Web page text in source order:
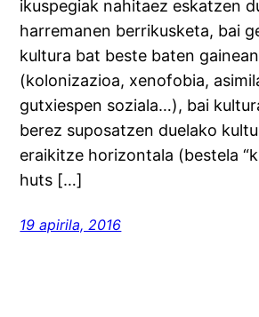
ikuspegiak nahitaez eskatzen
harremanen berrikusketa, bai
kultura bat beste baten
(kolonizazioa, xenofobia,
gutxiespen soziala…), bai
berez suposatzen duelako
eraikitze horizontala (bestela
huts […]
19 apirila, 2016